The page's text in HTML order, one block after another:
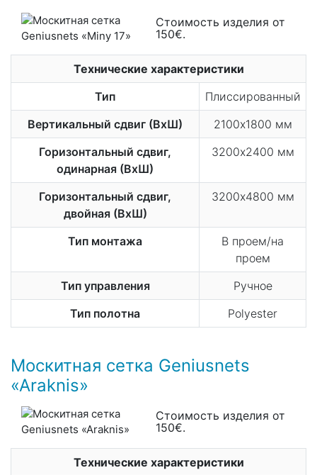
Стоимость изделия от
150€.
Технические характеристики
Тип
Плиссированный
Вертикальный сдвиг (ВхШ)
2100х1800 мм
Горизонтальный сдвиг,
одинарная (ВхШ)
3200х2400 мм
Горизонтальный сдвиг,
двойная (ВхШ)
3200х4800 мм
Тип монтажа
В проем/на
проем
Тип управления
Ручное
Тип полотна
Polyester
Москитная сетка Geniusnets
«Araknis»
Стоимость изделия от
150€.
Технические характеристики